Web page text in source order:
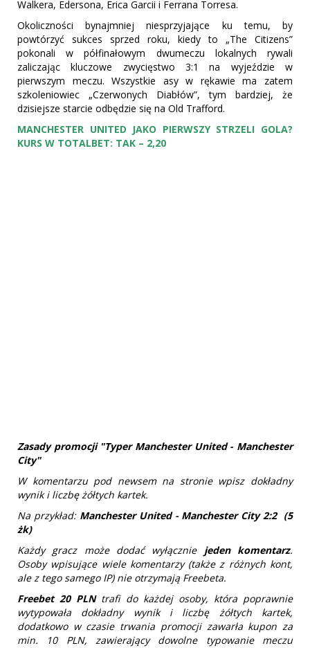
Walkera, Edersona, Erica Garcii i Ferrana Torresa.
Okoliczności bynajmniej niesprzyjające ku temu, by
powtórzyć sukces sprzed roku, kiedy to „The Citizens”
pokonali w półfinałowym dwumeczu lokalnych rywali
zaliczając kluczowe zwycięstwo 3:1 na wyjeździe w
pierwszym meczu. Wszystkie asy w rękawie ma zatem
szkoleniowiec „Czerwonych Diabłów”, tym bardziej, że
dzisiejsze starcie odbędzie się na Old Trafford.
MANCHESTER UNITED JAKO PIERWSZY STRZELI GOLA?
KURS W TOTALBET: TAK – 2,20
Zasady promocji "Typer Manchester United - Manchester
City"
W komentarzu pod newsem na stronie wpisz dokładny
wynik i liczbę żółtych kartek.
Na przykład: Manchester United - Manchester City 2:2 (5
żk)
Każdy gracz może dodać wyłącznie jeden komentarz.
Osoby wpisujące wiele komentarzy (także z różnych kont,
ale z tego samego IP) nie otrzymają Freebeta.
Freebet 20 PLNtrafi do każdej osoby, która poprawnie
wytypowała dokładny wynik i liczbę żółtych kartek,
dodatkowo w czasie trwania promocji zawarła kupon za
min. 10 PLN, zawierający dowolne typowanie meczu